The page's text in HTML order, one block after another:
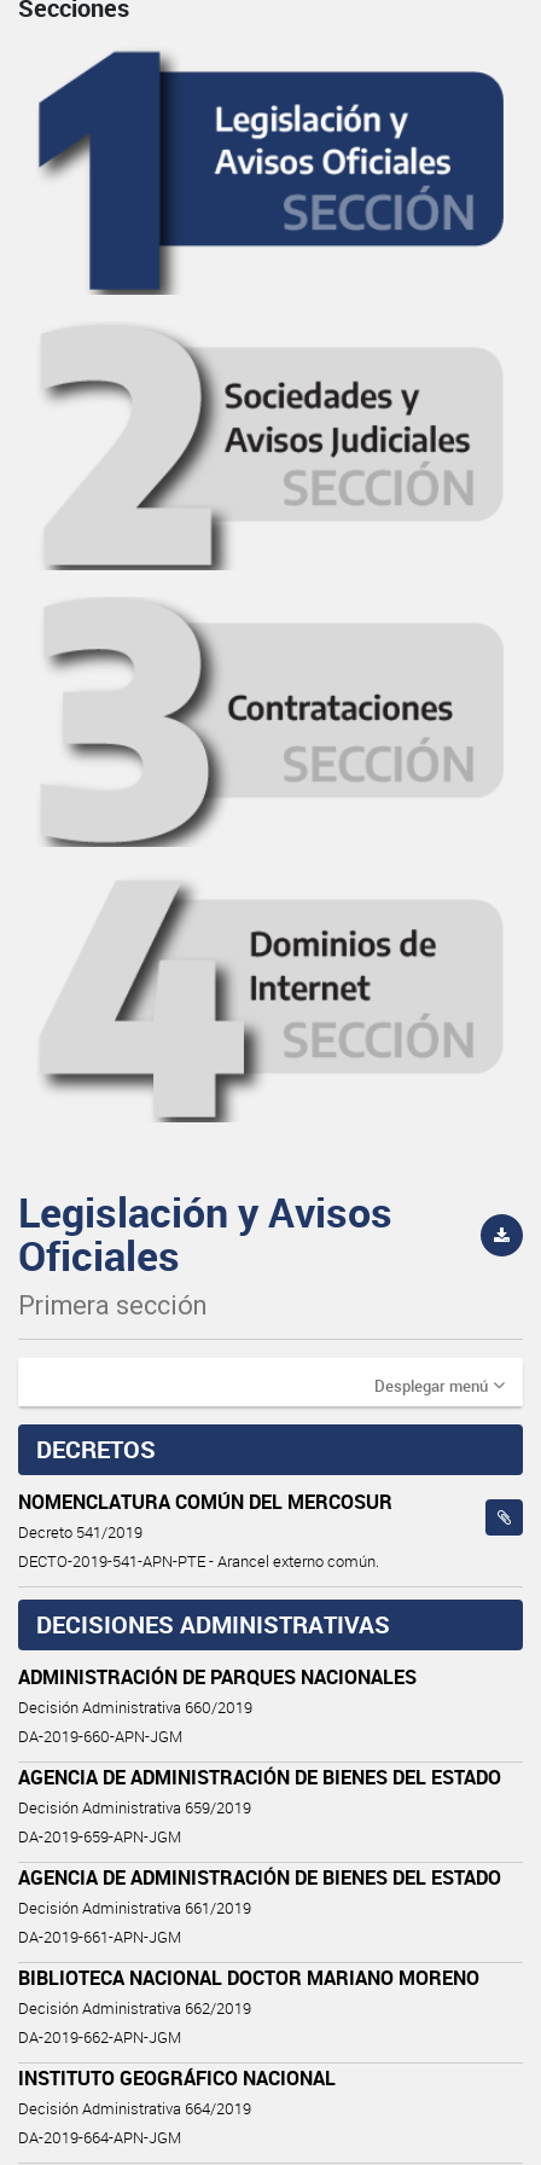
Secciones
Legislación y Avisos
Oficiales
Primera sección
Desplegar menú
DECRETOS
NOMENCLATURA COMÚN DEL MERCOSUR
Decreto 541/2019
DECTO-2019-541-APN-PTE - Arancel externo común.
DECISIONES ADMINISTRATIVAS
ADMINISTRACIÓN DE PARQUES NACIONALES
Decisión Administrativa 660/2019
DA-2019-660-APN-JGM
AGENCIA DE ADMINISTRACIÓN DE BIENES DEL ESTADO
Decisión Administrativa 659/2019
DA-2019-659-APN-JGM
AGENCIA DE ADMINISTRACIÓN DE BIENES DEL ESTADO
Decisión Administrativa 661/2019
DA-2019-661-APN-JGM
BIBLIOTECA NACIONAL DOCTOR MARIANO MORENO
Decisión Administrativa 662/2019
DA-2019-662-APN-JGM
INSTITUTO GEOGRÁFICO NACIONAL
Decisión Administrativa 664/2019
DA-2019-664-APN-JGM